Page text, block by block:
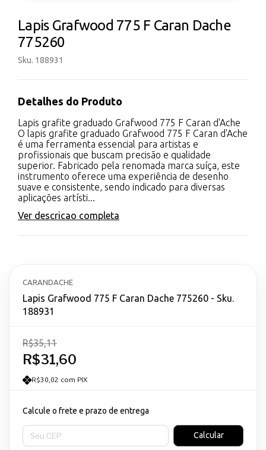
Lapis Grafwood 775 F Caran Dache
775260
Sku. 188931
Detalhes do Produto
Lapis grafite graduado Grafwood 775 F Caran d'Ache
O lapis grafite graduado Grafwood 775 F Caran d'Ache
é uma ferramenta essencial para artistas e
profissionais que buscam precisão e qualidade
superior. Fabricado pela renomada marca suíça, este
instrumento oferece uma experiência de desenho
suave e consistente, sendo indicado para diversas
aplicações artísti...
Ver descricao completa
CARANDACHE
Lapis Grafwood 775 F Caran Dache 775260 - Sku.
188931
R$31,60
R$35,11
R$30,02 com PIX
Calcule o frete e prazo de entrega
Entregas para o CEP:
Calcular